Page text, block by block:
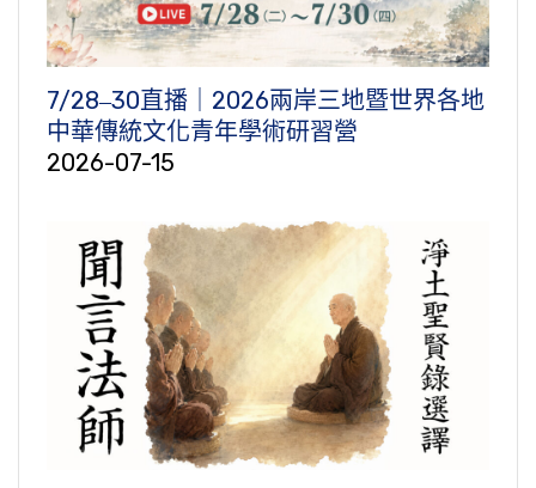
7/28‒30直播｜2026兩岸三地暨世界各地
中華傳統文化青年學術研習營
2026-07-15